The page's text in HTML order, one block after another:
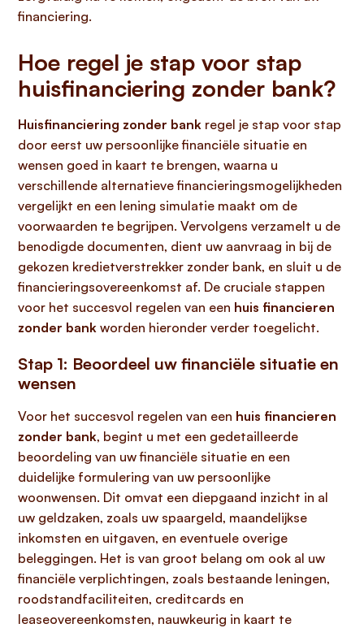
financiering.
Hoe regel je stap voor stap
huisfinanciering zonder bank?
Huisfinanciering zonder bank regel je stap voor stap
door eerst uw persoonlijke financiële situatie en
wensen goed in kaart te brengen, waarna u
verschillende alternatieve financieringsmogelijkheden
vergelijkt en een lening simulatie maakt om de
voorwaarden te begrijpen. Vervolgens verzamelt u de
benodigde documenten, dient uw aanvraag in bij de
gekozen kredietverstrekker zonder bank, en sluit u de
financieringsovereenkomst af. De cruciale stappen
voor het succesvol regelen van een huis financieren
zonder bank worden hieronder verder toegelicht.
Stap 1: Beoordeel uw financiële situatie en
wensen
Voor het succesvol regelen van een huis financieren
zonder bank, begint u met een gedetailleerde
beoordeling van uw financiële situatie en een
duidelijke formulering van uw persoonlijke
woonwensen. Dit omvat een diepgaand inzicht in al
uw geldzaken, zoals uw spaargeld, maandelijkse
inkomsten en uitgaven, en eventuele overige
beleggingen. Het is van groot belang om ook al uw
financiële verplichtingen, zoals bestaande leningen,
roodstandfaciliteiten, creditcards en
leaseovereenkomsten, nauwkeurig in kaart te